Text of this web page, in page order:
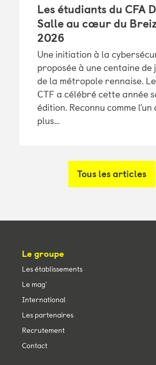
Les étudiants du CFA
Salle au cœur du
2026
Une initiation à la
proposée à une centaine de
de la métropole rennaise.
CTF a célébré cette année
édition. Reconnu comme l’un
plus…
Tous les articles
Le groupe
Les établissements
Le mag’
International
Les partenaires
Recrutement
Contact